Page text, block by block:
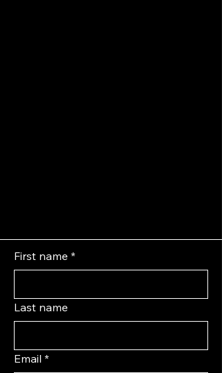
First name *
Last name
Email *